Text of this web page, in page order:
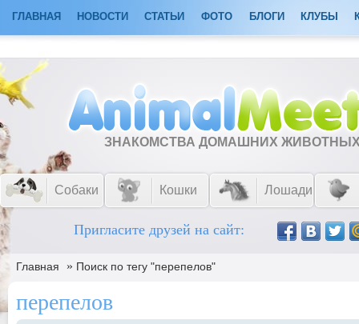
ГЛАВНАЯ НОВОСТИ СТАТЬИ ФОТО БЛОГИ КЛУБЫ
ЗНАКОМСТВА ДОМАШНИХ
Собаки Кошки Лошади
Пригласите друзей на сайт:
Главная » Поиск по тегу "перепелов"
перепелов